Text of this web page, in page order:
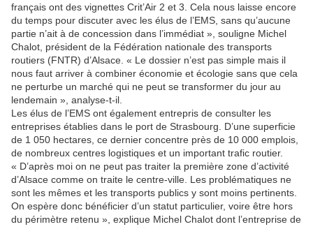
français ont des vignettes Crit’Air 2 et 3. Cela nous laisse encore
du temps pour discuter avec les élus de l’EMS, sans qu’aucune
partie n’ait à de concession dans l’immédiat », souligne Michel
Chalot, président de la Fédération nationale des transports
routiers (FNTR) d’Alsace. « Le dossier n’est pas simple mais il
nous faut arriver à combiner économie et écologie sans que cela
ne perturbe un marché qui ne peut se transformer du jour au
lendemain », analyse-t-il.
Les élus de l’EMS ont également entrepris de consulter les
entreprises établies dans le port de Strasbourg. D’une superficie
de 1 050 hectares, ce dernier concentre près de 10 000 emplois,
de nombreux centres logistiques et un important trafic routier.
« D’après moi on ne peut pas traiter la première zone d’activité
d’Alsace comme on traite le centre-ville. Les problématiques ne
sont les mêmes et les transports publics y sont moins pertinents.
On espère donc bénéficier d’un statut particulier, voire être hors
du périmètre retenu », explique Michel Chalot dont l’entreprise de